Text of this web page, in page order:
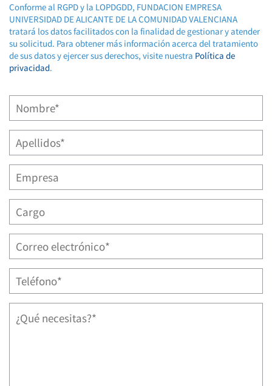
Conforme al RGPD y la LOPDGDD, FUNDACION EMPRESA
UNIVERSIDAD DE ALICANTE DE LA COMUNIDAD VALENCIANA
tratará los datos facilitados con la finalidad de gestionar y atender
su solicitud. Para obtener más información acerca del tratamiento
de sus datos y ejercer sus derechos, visite nuestra Política de
privacidad.